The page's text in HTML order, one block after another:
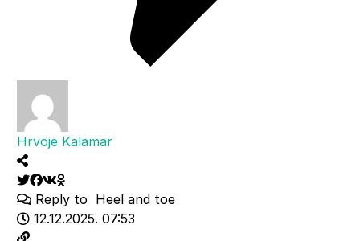
Hrvoje Kalamar
Reply to Heel and toe
12.12.2025. 07:53